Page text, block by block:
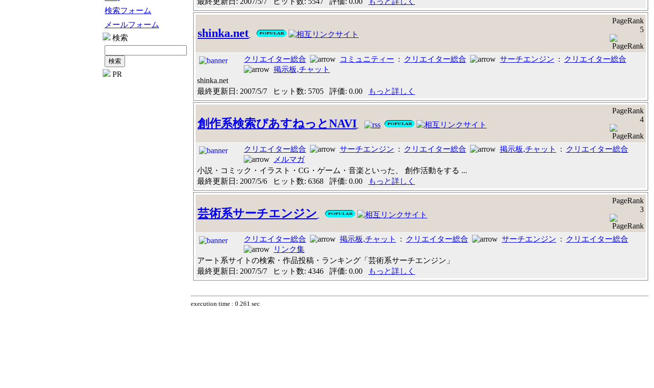
検索フォーム
メールフォーム
検索
PR
shinka.net
PageRank
5
クリエイター総合 コミュニティー : クリエイター総合 サーチエンジン :
クリエイター総合
掲示板,チャット
shinka.net
最終更新日: 2007/5/7 ヒット数: 5705 評価: 0.00
もっと詳しく
創作系検索ぴあすねっとNAVI
PageRank
4
クリエイター総合 サーチエンジン : クリエイター総合 掲示板,チャット :
クリエイター総合
メルマガ
小説・コミック・イラスト・CG・ゲーム・音楽といった、 創作活動をする ...
最終更新日: 2007/5/6 ヒット数: 6368 評価: 0.00
もっと詳しく
芸術系サーチエンジン
PageRank
3
クリエイター総合 掲示板,チャット : クリエイター総合 サーチエンジン :
クリエイター総合
リンク集
アート系サイトの検索・作品投稿・ランキング「芸術系サーチエンジン」
最終更新日: 2007/5/7 ヒット数: 4346 評価: 0.00
もっと詳しく
execution time : 0.261 sec